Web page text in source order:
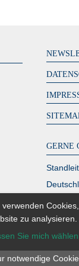
GERNE
MPLS
verwenden
zu analysieren.
Sie mich wählen
notwendige